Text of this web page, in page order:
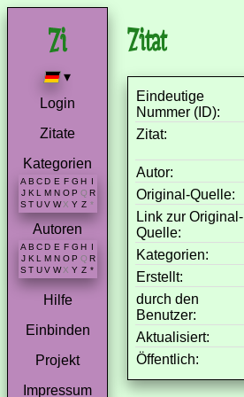
▾
Login
Zitate
Kategorien
A B C D E F G H I
J K L M N O P Q R
S T U V W X Y Z *
Autoren
A B C D E F G H
J K L M N O P Q R
S T U V W X Y Z *
Hilfe
Einbinden
Projekt
Impressum
Zitat
Eindeutige
Nummer (ID):
Zitat:
Autor:
Original-Quelle:
Link zur Original-
Quelle:
Kategorien:
Erstellt:
durch den
Benutzer:
Aktualisiert:
Öffentlich: